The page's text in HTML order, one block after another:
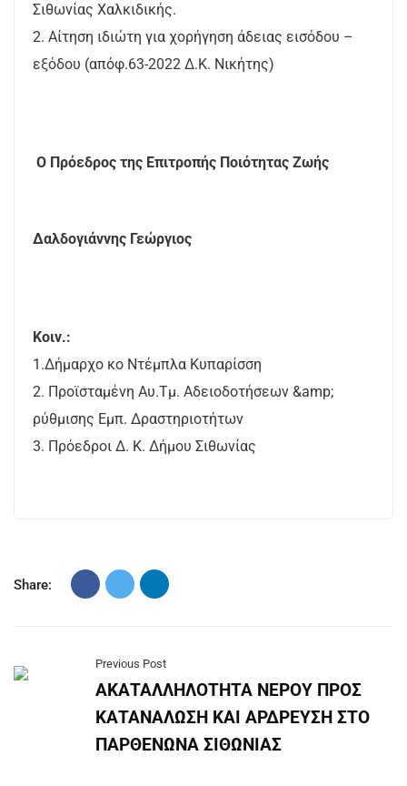
Σιθωνίας Χαλκιδικής.
2. Αίτηση ιδιώτη για χορήγηση άδειας εισόδου –
εξόδου (απόφ.63-2022 Δ.Κ. Νικήτης)
Ο Πρόεδρος της Επιτροπής Ποιότητας Ζωής
Δαλδογιάννης Γεώργιος
Κοιν.:
1.Δήμαρχο κο Ντέμπλα Κυπαρίσση
2. Προϊσταμένη Αυ.Τμ. Αδειοδοτήσεων &amp;
ρύθμισης Εμπ. Δραστηριοτήτων
3. Πρόεδροι Δ. Κ. Δήμου Σιθωνίας
Share:
Previous Post
ΑΚΑΤΑΛΛΗΛΟΤΗΤΑ ΝΕΡΟΥ ΠΡΟΣ
ΚΑΤΑΝΑΛΩΣΗ ΚΑΙ ΑΡΔΡΕΥΣΗ ΣΤΟ
ΠΑΡΘΕΝΩΝΑ ΣΙΘΩΝΙΑΣ